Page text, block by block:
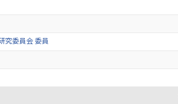
究委員会 委員